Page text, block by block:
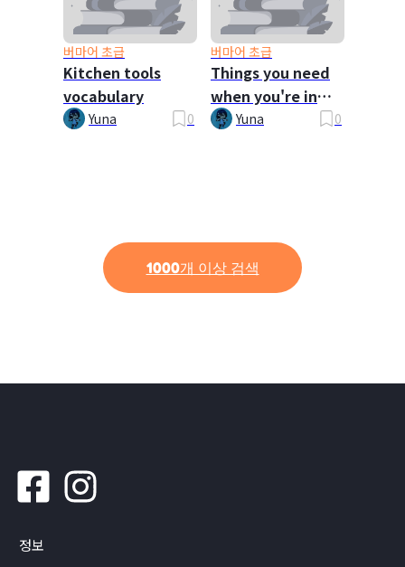
버마어 초급
Kitchen tools
vocabulary
Yuna 0
버마어 초급
Things you need
when you're in
conversation
Yuna 0
1000개 이상 검색
정보